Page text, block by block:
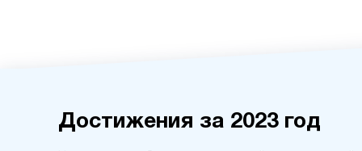
Достижения за 2023 год